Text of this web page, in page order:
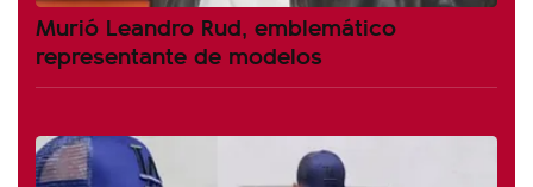
Murió Leandro Rud, emblemático
representante de modelos